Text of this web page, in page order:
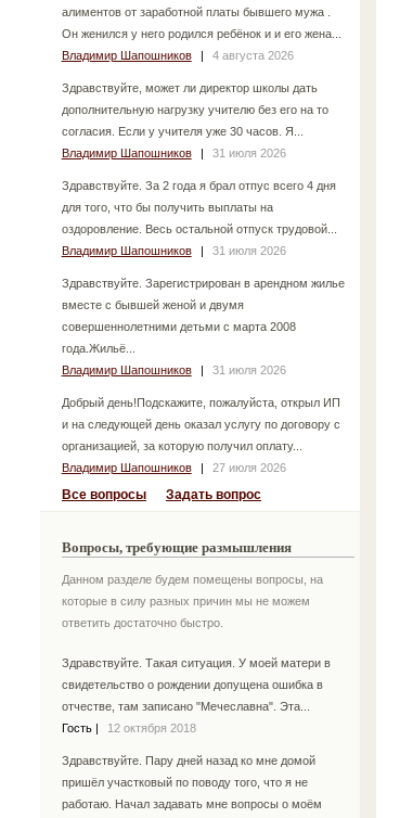
алиментов от заработной платы бывшего мужа .
Он женился у него родился ребёнок и и его жена...
Владимир Шапошников
| 4 августа 2026
Здравствуйте, может ли директор школы дать
дополнительную нагрузку учителю без его на то
согласия. Если у учителя уже 30 часов. Я...
Владимир Шапошников
| 31 июля 2026
Здравствуйте. За 2 года я брал отпус всего 4 дня
для того, что бы получить выплаты на
оздоровление. Весь остальной отпуск трудовой...
Владимир Шапошников
| 31 июля 2026
Здравствуйте. Зарегистрирован в арендном жилье
вместе с бывшей женой и двумя
совершеннолетними детьми с марта 2008
года.Жильё...
Владимир Шапошников
| 31 июля 2026
Добрый день!Подскажите, пожалуйста, открыл ИП
и на следующей день оказал услугу по договору с
организацией, за которую получил оплату...
Владимир Шапошников
| 27 июля 2026
Все вопросы Задать вопрос
Вопросы, требующие размышления
Данном разделе будем помещены вопросы, на
которые в силу разных причин мы не можем
ответить достаточно быстро.
Здравствуйте. Такая ситуация. У моей матери в
свидетельство о рождении допущена ошибка в
отчестве, там записано "Мечеславна". Эта...
Гость
12 октября 2018
Здравствуйте. Пару дней назад ко мне домой
пришёл участковый по поводу того, что я не
работаю. Начал задавать мне вопросы о моём